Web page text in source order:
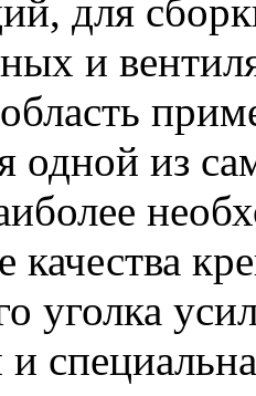
для
и
одной из
качества
уголка
и